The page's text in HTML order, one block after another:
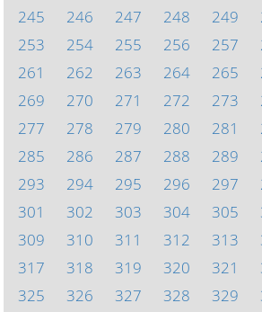
245
246 247 248 249
253
254 255 256 257
261
262 263 264 265
269
270 271 272 273
277
278 279 280 281
285
286 287 288 289
293
294 295 296 297
301
302 303 304 305
309
310 311 312 313
317
318 319 320 321
325
326 327 328 329